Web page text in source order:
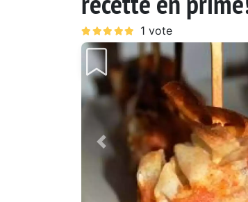
Précédent